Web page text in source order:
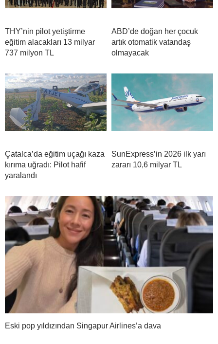
THY’nin pilot yetiştirme
eğitim alacakları 13 milyar
737 milyon TL
ABD’de doğan her çocuk
artık otomatik vatandaş
olmayacak
Çatalca’da eğitim uçağı kaza
kırıma uğradı: Pilot hafif
yaralandı
SunExpress’in 2026 ilk yarı
zararı 10,6 milyar TL
Eski pop yıldızından Singapur Airlines’a dava